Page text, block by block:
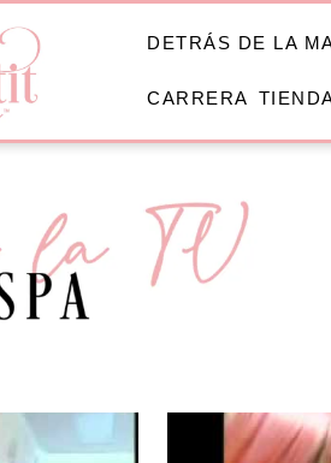
DETRÁS DE LA
CARRERA